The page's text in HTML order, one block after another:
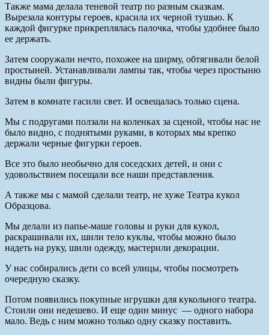
Также мама делала теневой театр по разным сказкам.
Вырезала контуры героев, красила их черной тушью. К
каждой фигурке прикреплялась палочка, чтобы удобнее было
ее держать.
Затем сооружали нечто, похожее на ширму, обтягивали белой
простыней. Устанавливали лампы так, чтобы через простыню
видны были фигуры.
Затем в комнате гасили свет. И освещалась только сцена.
Мы с подругами ползали на коленках за сценой, чтобы нас не
было видно, с поднятыми руками, в которых мы крепко
держали черные фигурки героев.
Все это было необычно для соседских детей, и они с
удовольствием посещали все наши представления.
А также мы с мамой сделали театр, не хуже Театра кукол
Образцова.
Мы делали из папье-маше головы и руки для кукол,
раскрашивали их, шили тело куклы, чтобы можно было
надеть на руку, шили одежду, мастерили декорации.
У нас собирались дети со всей улицы, чтобы посмотреть
очередную сказку.
Потом появились покупные игрушки для кукольного театра.
Стоили они недешево. И еще один минус — одного набора
мало. Ведь с ним можно только одну сказку поставить.